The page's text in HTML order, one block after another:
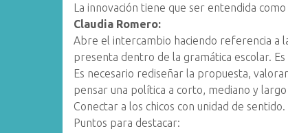
La innovación tiene que ser entendida
Claudia Romero:
Abre el intercambio haciendo referencia a
presenta dentro de la gramática escolar.
Es necesario rediseñar la propuesta,
pensar una política a corto, mediano y
Conectar a los chicos con unidad de sentido.
Puntos para destacar: